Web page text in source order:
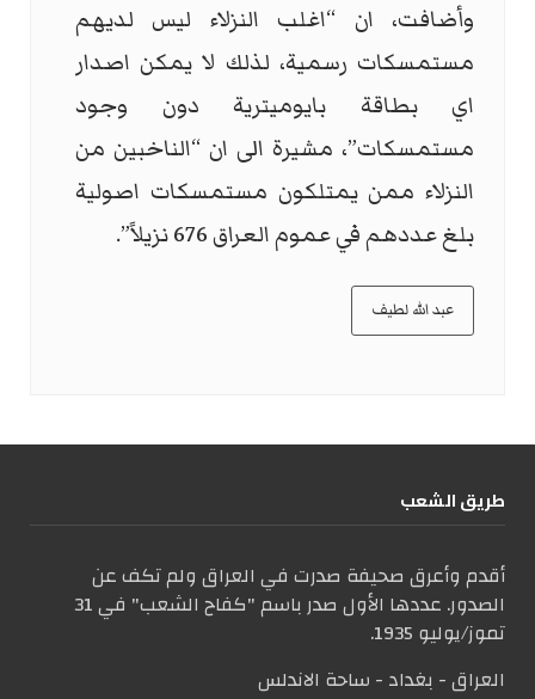
وأضافت، ان “اغلب النزلاء ليس لديهم
مستمسكات رسمية، لذلك لا يمكن اصدار
اي بطاقة بايوميترية دون وجود
مستمسكات”، مشيرة الى ان “الناخبين من
النزلاء ممن يمتلكون مستمسكات اصولية
بلغ عددهم في عموم العراق 676 نزيلاً”.
عبد الله لطيف
طریق الشعب
أقدم وأعرق صحيفة صدرت في العراق ولم تكف عن
الصدور. عددها الأول صدر باسم "كفاح الشعب" في 31
تموز/يوليو 1935.
العراق - بغداد - ساحة الاندلس